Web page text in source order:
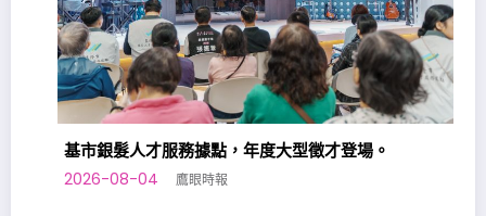
基市銀髮人才服務據點，年度大型徵才登場。
2026-08-04 鷹眼時報